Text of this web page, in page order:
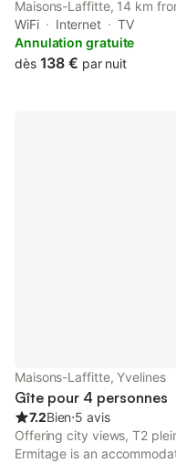
Maisons-Laffitte, 14 km
km from Arc de Triomphe,
l'Orangerie.
WiFi Internet
TV
Annulation gratuite
dès 138 € par nuit
Maisons-Laffitte, Yvelines
Gîte pour 4 personnes
7.2Bien⋅5 avis
Offering city views, T2
Ermitage is an